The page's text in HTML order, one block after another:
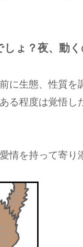
ょ？夜、動
に生態、性質
る程度は覚悟し
情を持って寄り